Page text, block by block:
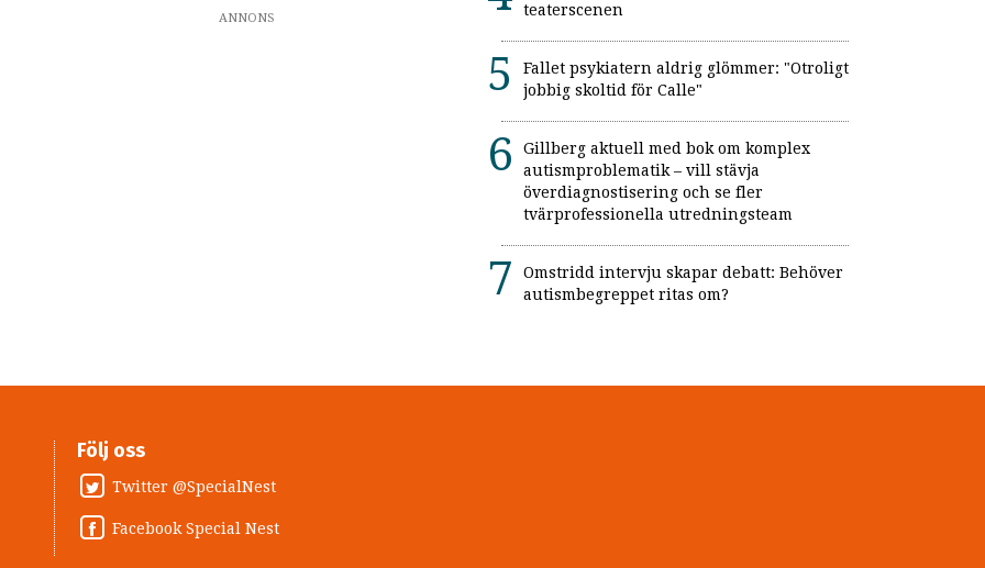
ANNONS
teaterscenen
Fallet psykiatern aldrig glömmer: "Otroligt
jobbig skoltid för Calle"
Gillberg aktuell med bok om komplex
autismproblematik – vill stävja
överdiagnostisering och se fler
tvärprofessionella utredningsteam
Omstridd intervju skapar debatt: Behöver
autismbegreppet ritas om?
Följ oss
Twitter @SpecialNest
Facebook Special Nest